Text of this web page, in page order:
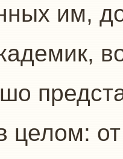
им,
целом: